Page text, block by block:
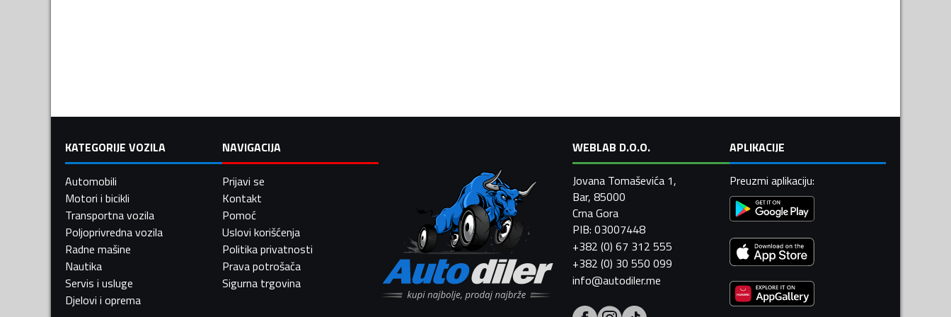
KATEGORIJE VOZILA
Automobili
Motori i bicikli
Transportna vozila
Poljoprivredna vozila
Radne mašine
Nautika
Servis i usluge
Djelovi i oprema
NAVIGACIJA
Prijavi se
Kontakt
Pomoć
Uslovi korišćenja
Politika privatnosti
Prava potrošača
Sigurna trgovina
WEBLAB D.O.O.
Jovana Tomaševića 1,
Bar, 85000
Crna Gora
PIB: 03007448
+382 (0) 67 312 555
+382 (0) 30 550 099
info@autodiler.me
APLIKACIJE
Preuzmi aplikaciju: